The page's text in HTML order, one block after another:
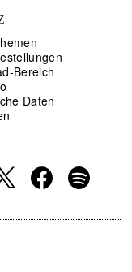
Bereich
Daten